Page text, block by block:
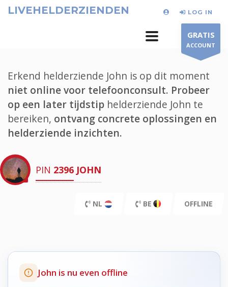
LIVEHELDERZIENDEN LOG IN
GRATIS
ACCOUNT
Erkend helderziende John is op dit moment
niet online voor telefoonconsult. Probeer
op een later tijdstip helderziende John te
bereiken, ontvang concrete oplossingen en
helderziende inzichten.
PIN 2396 JOHN
NL BE OFFLINE
John is nu even offline